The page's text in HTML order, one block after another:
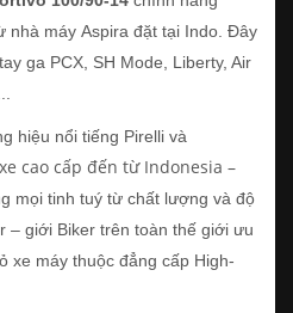
nhà máy Aspira đặt tại Indo. Đây
ga PCX, SH Mode, Liberty, Air
hiệu nổi tiếng Pirelli và
cao cấp đến từ Indonesia –
mọi tinh tuý từ chất lượng và độ
– giới Biker trên toàn thế giới ưu
xe máy thuộc đẳng cấp High-